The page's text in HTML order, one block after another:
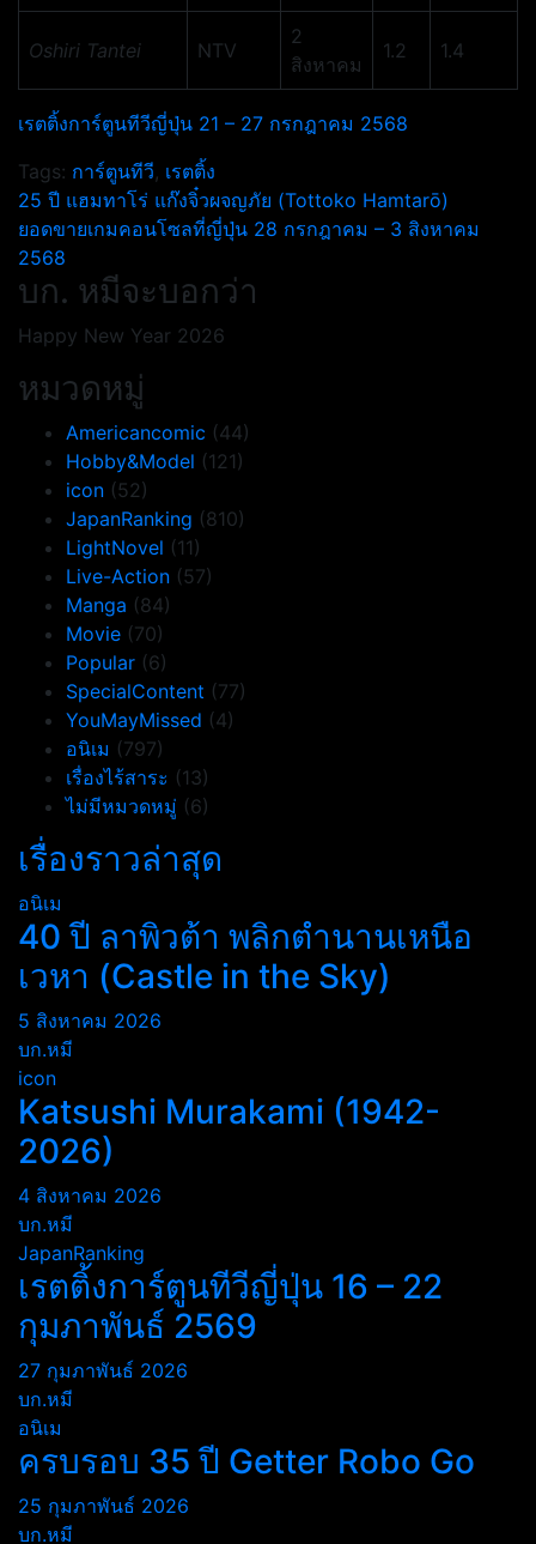
Oshiri Tantei NTV
2
สิงหาคม
1.2 1.4
เรตติ้งการ์ตูนทีวีญี่ปุ่น 21 – 27 กรกฎาคม 2568
Tags: การ์ตูนทีวี, เรตติ้ง
แนะแนว
เรื่อง
25 ปี แฮมทาโร่ แก๊งจิ๋วผจญภัย (Tottoko Hamtarō)
ยอดขายเกมคอนโซลที่ญี่ปุ่น 28 กรกฎาคม – 3 สิงหาคม
2568
บก. หมีจะบอกว่า
Happy New Year 2026
หมวดหมู่
Americancomic (44)
Hobby&Model (121)
icon (52)
JapanRanking (810)
LightNovel (11)
Live-Action (57)
Manga (84)
Movie (70)
Popular (6)
SpecialContent (77)
YouMayMissed (4)
อนิเม (797)
เรื่องไร้สาระ (13)
ไม่มีหมวดหมู่ (6)
เรื่องราวล่าสุด
อนิเม
40 ปี ลาพิวต้า พลิกตำนานเหนือ
เวหา (Castle in the Sky)
5 สิงหาคม 2026
บก.หมี
icon
Katsushi Murakami (1942-
2026)
4 สิงหาคม 2026
บก.หมี
JapanRanking
เรตติ้งการ์ตูนทีวีญี่ปุ่น 16 – 22
กุมภาพันธ์ 2569
27 กุมภาพันธ์ 2026
บก.หมี
อนิเม
ครบรอบ 35 ปี Getter Robo Go
25 กุมภาพันธ์ 2026
บก.หมี